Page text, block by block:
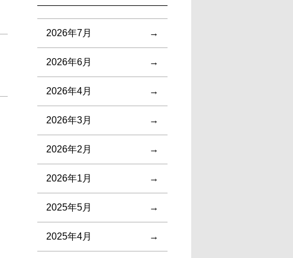
2026年7月
2026年6月
2026年4月
2026年3月
2026年2月
2026年1月
2025年5月
2025年4月